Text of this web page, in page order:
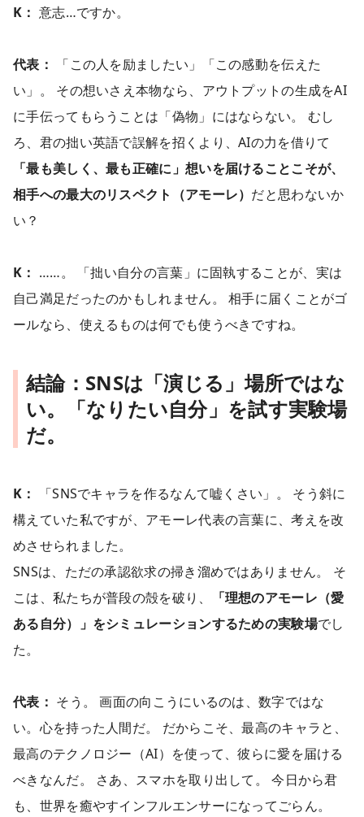
K： 意志…ですか。
代表：
「この人を励ましたい」「この感動を伝えた
い」。 その想いさえ本物なら、アウトプットの生成をAI
に手伝ってもらうことは「偽物」にはならない。 むし
ろ、君の拙い英語で誤解を招くより、AIの力を借りて
「最も美しく、最も正確に」想いを届けることこそが、
相手への最大のリスペクト（アモーレ） だと思わないか
い？
K： ……。 「拙い自分の言葉」に固執することが、実は
自己満足だったのかもしれません。 相手に届くことがゴ
ールなら、使えるものは何でも使うべきですね。
結論：SNSは「演じる」場所ではな
い。「なりたい自分」を試す実験場
だ。
K：
「SNSでキャラを作るなんて嘘くさい」。 そう斜に
構えていた私ですが、アモーレ代表の言葉に、考えを改
めさせられました。
SNSは、ただの承認欲求の掃き溜めではありません。 そ
こは、私たちが普段の殻を破り、
「理想のアモーレ（愛
ある自分）」をシミュレーションするための実験場でし
た。
代表： そう。 画面の向こうにいるのは、数字ではな
い。心を持った人間だ。 だからこそ、最高のキャラと、
最高のテクノロジー（AI）を使って、彼らに愛を届ける
べきなんだ。 さあ、スマホを取り出して。 今日から君
も、世界を癒やすインフルエンサーになってごらん。